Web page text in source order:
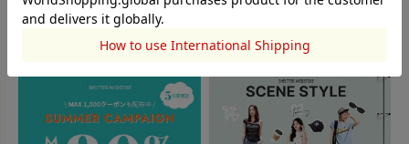
TOPICS